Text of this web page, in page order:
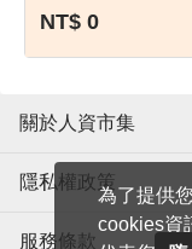
為了提供
cookies資
NT$ 0
關於人資市集
隱私權政策
服務條款